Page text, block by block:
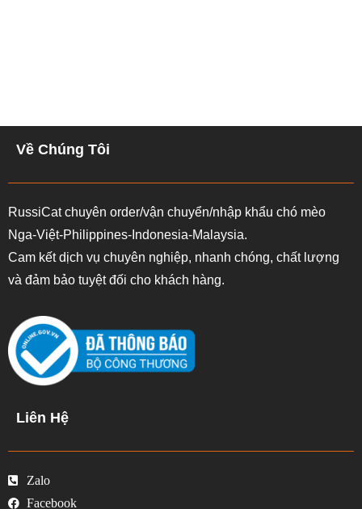
Về Chúng Tôi
RussiCat chuyên order/vận chuyển/nhập khẩu chó mèo
Nga-Việt-Philippines-Indonesia-Malaysia.
Cam kết dịch vụ chuyên nghiệp, nhanh chóng, chất lượng
và đảm bảo tuyệt đối cho khách hàng.
Liên Hệ
Zalo
Facebook